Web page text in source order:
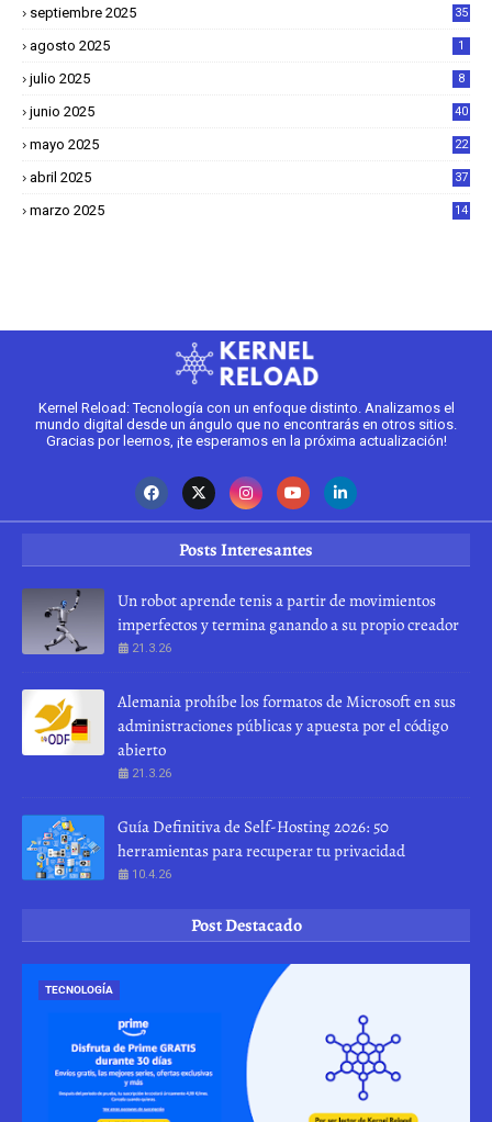
septiembre 2025 35
agosto 2025 1
julio 2025 8
junio 2025 40
mayo 2025
22
abril 2025
37
marzo 2025
14
Kernel Reload: Tecnología con un enfoque distinto. Analizamos el
mundo digital desde un ángulo que no encontrarás en otros sitios.
Gracias por leernos, ¡te esperamos en la próxima actualización!
Posts Interesantes
Un robot aprende tenis a partir de movimientos
imperfectos y termina ganando a su propio creador
21.3.26
Alemania prohíbe los formatos de Microsoft en sus
administraciones públicas y apuesta por el código
abierto
21.3.26
Guía Definitiva de Self-Hosting 2026: 50
herramientas para recuperar tu privacidad
10.4.26
Post Destacado
TECNOLOGÍA